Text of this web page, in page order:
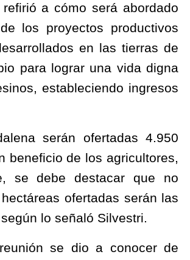
a cómo será abordado
los proyectos productivos
en las tierras de
para lograr una vida digna
estableciendo ingresos
serán ofertadas 4.950
beneficio de los agricultores,
se debe destacar que no
ofertadas serán las
lo señaló Silvestri.
se dio a conocer de